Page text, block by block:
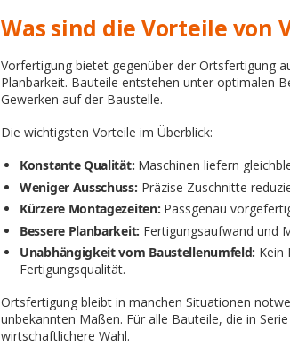
Was sind die Vorteile
Vorfertigung bietet gegenüber der Ortsfertigung
Planbarkeit. Bauteile entstehen unter optimalen
Gewerken auf der Baustelle.
Die wichtigsten Vorteile im Überblick:
Konstante Qualität: Maschinen liefern
Weniger Ausschuss: Präzise Zuschnitte
Kürzere Montagezeiten: Passgenau
Bessere Planbarkeit: Fertigungsaufwand und
Unabhängigkeit vom Baustellenumfeld: Kein
Fertigungsqualität.
Ortsfertigung bleibt in manchen Situationen
unbekannten Maßen. Für alle Bauteile, die in
wirtschaftlichere Wahl.